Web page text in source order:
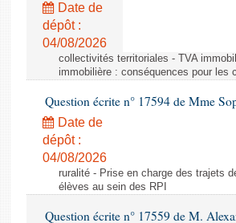
Date de
dépôt :
04/08/2026
collectivités territoriales - TVA
immobilière : conséquences pour les
Question écrite n° 17594 de Mme
Date de
dépôt :
04/08/2026
ruralité - Prise en charge des trajets
élèves au sein des RPI
Question écrite n° 17559 de M.